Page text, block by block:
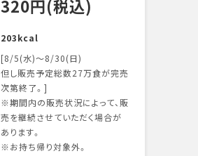
320円(税込)
203kcal
[8/5(水)～8/30(日)
但し販売予定総数27万食が完売
次第終了。]
※期間内の販売状況によって、販
売を継続させていただく場合が
あります。
※お持ち帰り対象外。